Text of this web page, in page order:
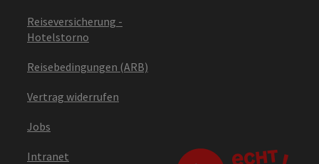
Reiseversicherung -
Hotelstorno
Reisebedingungen (ARB)
Vertrag widerrufen
Jobs
Intranet